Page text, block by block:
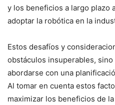
y los beneficios a largo plazo
adoptar la robótica en la
Estos desafíos y
obstáculos insuperables,
abordarse con una
Al tomar en cuenta estos
maximizar los beneficios de